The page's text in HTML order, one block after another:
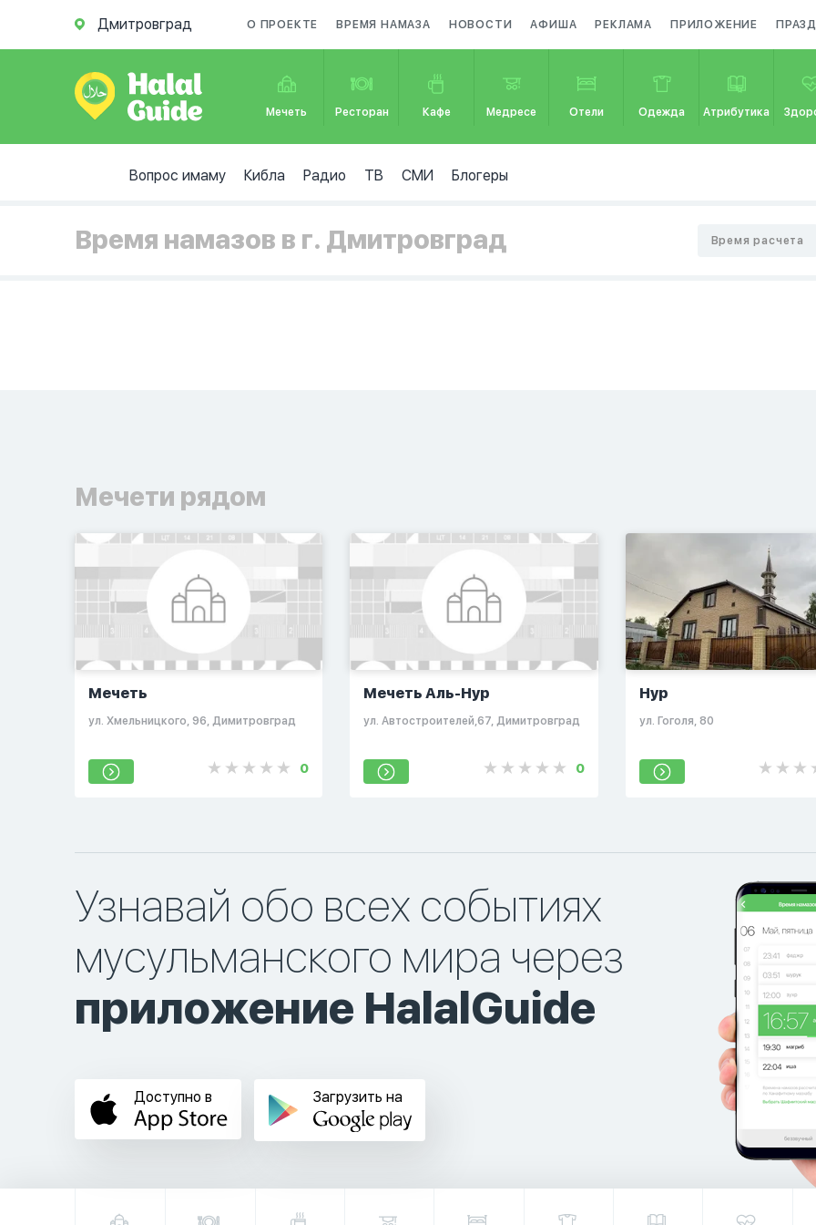
Дмитровград О ПРОЕКТЕ ВРЕМЯ НАМАЗА НОВОСТИ АФИША РЕКЛАМА ПРИЛОЖЕНИЕ
Мечеть Ресторан Кафе Медресе Отели Одежда Атрибутика
Вопрос имаму Кибла Радио ТВ СМИ Блогеры
Время намазов в г. Дмитровград Время расчета
Мечети рядом
Мечеть
ул. Хмельницкого, 96, Димитровград
0
Мечеть Аль-Нур
ул. Автостроителей,67, Димитровград
0
Нур
ул. Гоголя, 80
Узнавай обо всех событиях
мусульманского мира через
приложение HalalGuide
Доступно в Загрузить на